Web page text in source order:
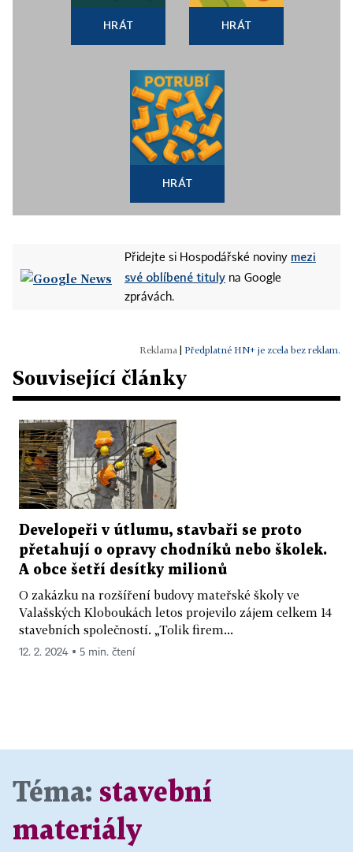
HRÁT HRÁT
HRÁT
Přidejte si Hospodářské noviny mezi
své oblíbené tituly na Google
zprávách.
Předplatné HN+ je zcela bez reklam.
Související články
Developeři v útlumu, stavbaři se proto
přetahují o opravy chodníků nebo školek.
A obce šetří desítky milionů
O zakázku na rozšíření budovy mateřské školy ve
Valašských Kloboukách letos projevilo zájem celkem 14
stavebních společností. „Tolik firem...
12. 2. 2024 ▪ 5 min. čtení
Téma: stavební
materiály